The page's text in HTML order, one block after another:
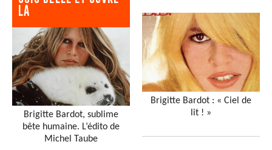
LA
Brigitte Bardot, sublime
bête humaine. L’édito de
Michel Taube
Brigitte Bardot : « Ciel de
lit ! »